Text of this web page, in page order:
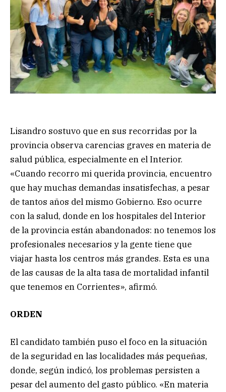
Lisandro sostuvo que en sus recorridas por la
provincia observa carencias graves en materia de
salud pública, especialmente en el Interior.
«Cuando recorro mi querida provincia, encuentro
que hay muchas demandas insatisfechas, a pesar
de tantos años del mismo Gobierno. Eso ocurre
con la salud, donde en los hospitales del Interior
de la provincia están abandonados: no tenemos los
profesionales necesarios y la gente tiene que
viajar hasta los centros más grandes. Esta es una
de las causas de la alta tasa de mortalidad infantil
que tenemos en Corrientes», afirmó.
ORDEN
El candidato también puso el foco en la situación
de la seguridad en las localidades más pequeñas,
donde, según indicó, los problemas persisten a
pesar del aumento del gasto público. «En materia